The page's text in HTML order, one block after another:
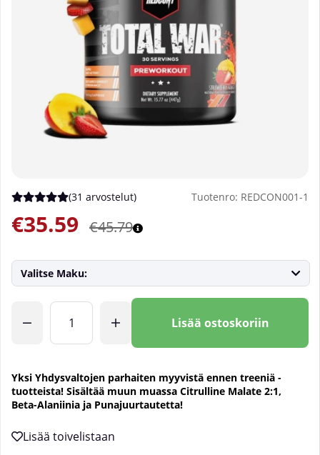
Keskiarvoluokitus 5 / 5 Arvioiden määrä 31
(31 arvostelut) Tuotenro: REDCON001-1
€45.79
€35.59
Valitse Maku:
Lisää ostoskoriin
Yksi Yhdysvaltojen parhaiten myyvistä ennen treeniä -
tuotteista! Sisältää muun muassa Citrulline Malate 2:1,
Beta-Alaniinia ja Punajuurtautetta!